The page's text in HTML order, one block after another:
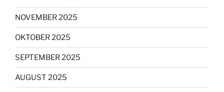
NOVEMBER 2025
OKTOBER 2025
SEPTEMBER 2025
AUGUST 2025